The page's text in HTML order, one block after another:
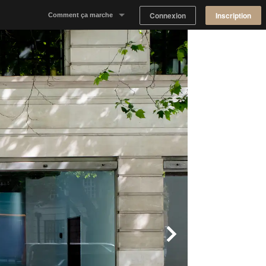
Comment ça marche
Notre concept
Proposer un espace
Trouver un espace
Tableau de Bord Propriétaire
Connexion Inscription